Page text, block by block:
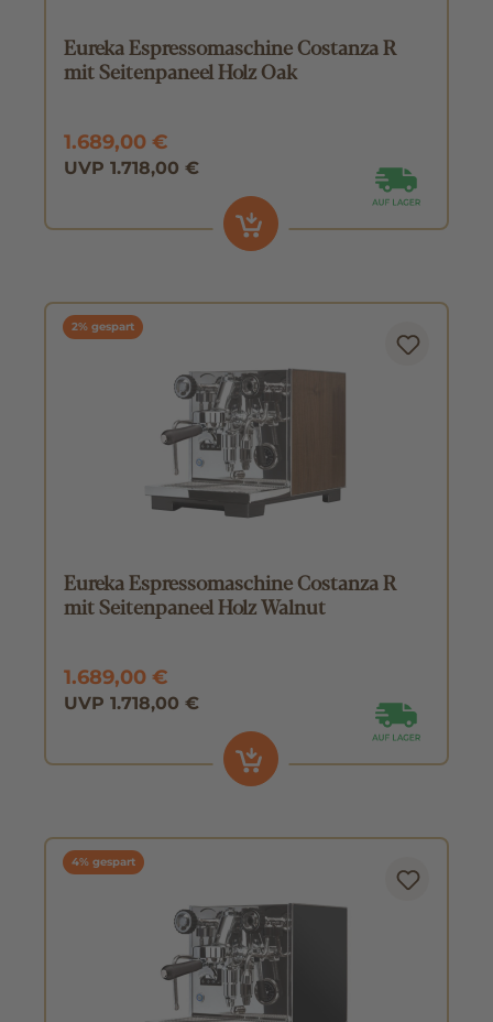
Eureka Espressomaschine Costanza R
mit Seitenpaneel Holz Oak
1.689,00 €
UVP 1.718,00 €
2% gespart
Eureka Espressomaschine Costanza R
mit Seitenpaneel Holz Walnut
1.689,00 €
UVP 1.718,00 €
4% gespart